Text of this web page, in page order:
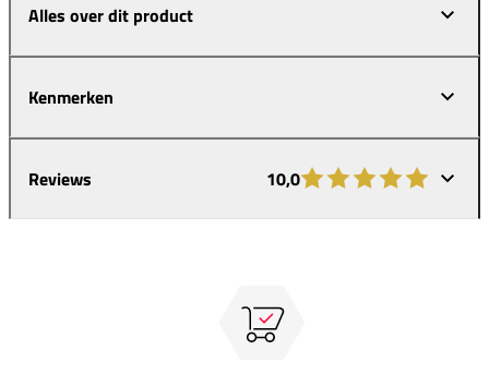
Alles over dit product
Kenmerken
Reviews 10,0